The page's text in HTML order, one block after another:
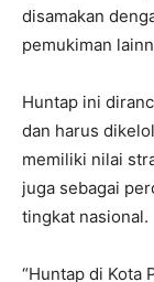
disamakan
pemukiman
Huntap ini
dan harus
memiliki nilai
juga sebagai
tingkat nasional.
“Huntap di Kota